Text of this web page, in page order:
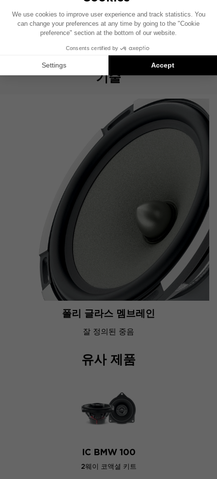
기술 사양서 사용자 설명서 제품 사양서
FOCAL INSIDE 카탈로그
기술
폴리 글라스 멤브레인
잘 정의된 중음
유사 제품
IC BMW 100
2웨이 코액셜 키트